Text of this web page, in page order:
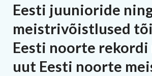
Eesti juunioride
meistrivõistlused
Eesti noorte rekordi
uut Eesti noorte